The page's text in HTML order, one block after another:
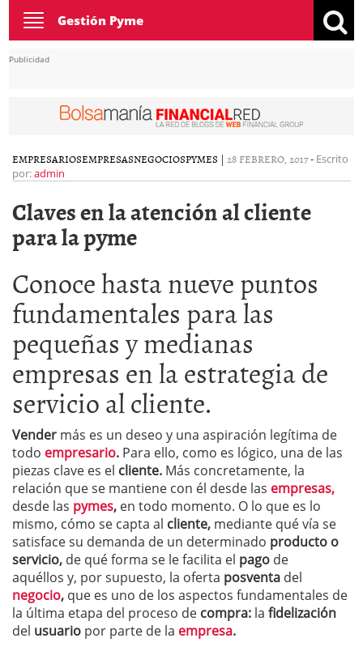
Toggle
navigation
Gestión Pyme
Publicidad
EMPRESARIOSEMPRESASNEGOCIOSPYMES | 28 FEBRERO, 2017- Escrito
por:admin
Claves en la atención al cliente
para la pyme
Conoce hasta nueve puntos
fundamentales para las
pequeñas y medianas
empresas en la estrategia de
servicio al cliente.
Vender más es un deseo y una aspiración legítima de
todo empresario. Para ello, como es lógico, una de las
piezas clave es el cliente. Más concretamente, la
relación que se mantiene con él desde las empresas,
desde las pymes, en todo momento. O lo que es lo
mismo, cómo se capta al cliente, mediante qué vía se
satisface su demanda de un determinado producto o
servicio, de qué forma se le facilita el pago de
aquéllos y, por supuesto, la oferta posventa del
negocio, que es uno de los aspectos fundamentales de
la última etapa del proceso de compra: la fidelización
del usuario por parte de la empresa.